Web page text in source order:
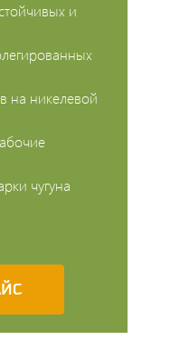
и
на никелевой
чугуна